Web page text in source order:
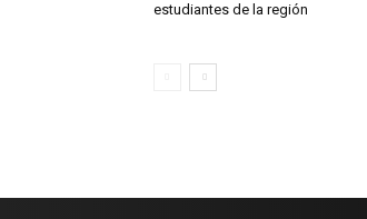
estudiantes de la región